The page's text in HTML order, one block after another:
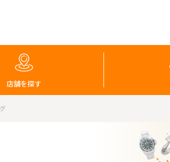
店舗を探す